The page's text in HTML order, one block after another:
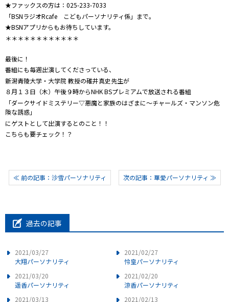
★ファックスの方は：025-233-7033
「BSNラジオRcafe こどもパーソナリティ係」まで。
★BSNアプリからもお待ちしています。
＊＊＊＊＊＊＊＊＊＊＊＊
最後に！
番組にも毎週出演してくださっている、
新潟青陵大学・大学院 教授の碓井真史先生が
８月１３日（木）午後９時からNHK BSプレミアムで放送される番組
「ダークサイドミステリー▽悪魔と家族のはざまに～チャールズ・マンソン危
険な誘惑」
にゲストとして出演するとのこと！！
こちらも要チェック！？
≪ 前の記事：沙雪パーソナリティ 次の記事：華愛パーソナリティ ≫
過去の記事
2021/03/27
大翔パーソナリティ
2021/03/20
遥香パーソナリティ
2021/03/13
2021/02/27
怜皇パーソナリティ
2021/02/20
涼香パーソナリティ
2021/02/13